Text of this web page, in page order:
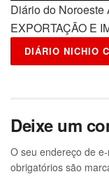
Diário do
EXPORTAÇÃO E
DIÁRIO NICHIO
Deixe um
O seu endereço de
obrigatórios são